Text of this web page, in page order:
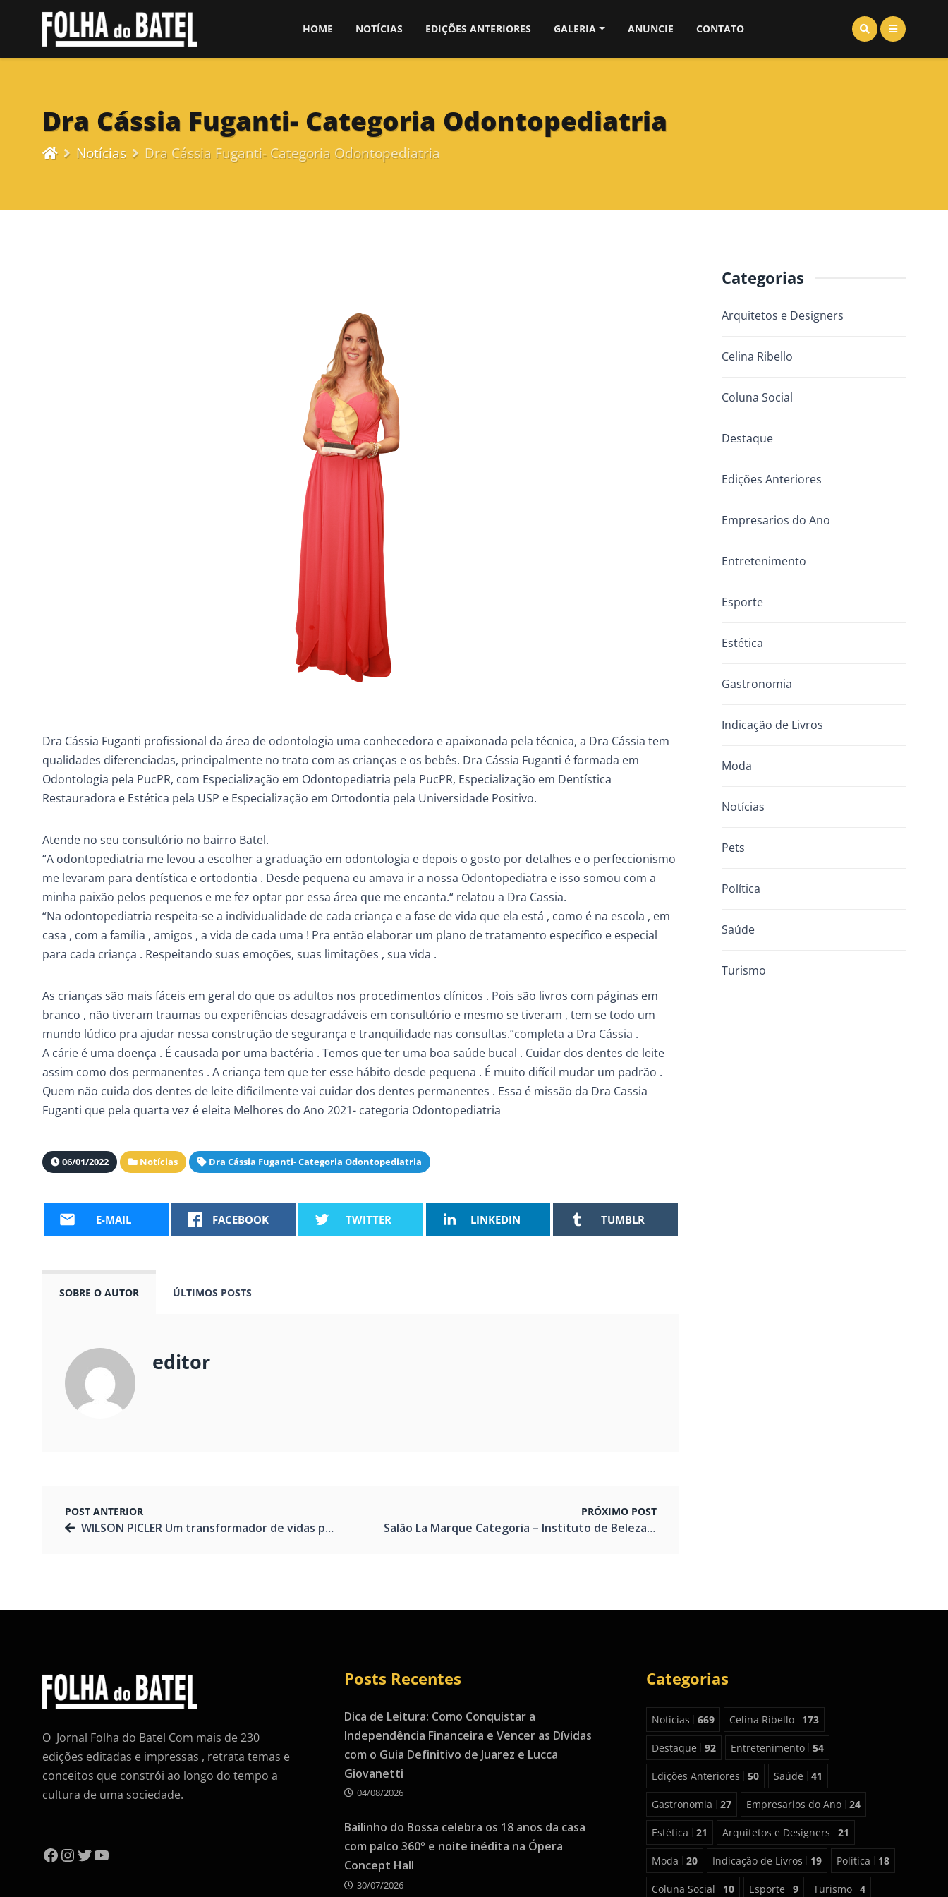
HOME NOTÍCIAS EDIÇÕES ANTERIORES GALERIA ANUNCIE CONTATO
Dra Cássia Fuganti- Categoria Odontopediatria
Notícias Dra Cássia Fuganti- Categoria Odontopediatria
Dra Cássia Fuganti profissional da área de odontologia uma conhecedora e apaixonada pela técnica, a Dra Cássia tem
qualidades diferenciadas, principalmente no trato com as crianças e os bebês. Dra Cássia Fuganti é formada em
Odontologia pela PucPR, com Especialização em Odontopediatria pela PucPR, Especialização em Dentística
Restauradora e Estética pela USP e Especialização em Ortodontia pela Universidade Positivo.
Atende no seu consultório no bairro Batel.
“A odontopediatria me levou a escolher a graduação em odontologia e depois o gosto por detalhes e o perfeccionismo
me levaram para dentística e ortodontia . Desde pequena eu amava ir a nossa Odontopediatra e isso somou com a
minha paixão pelos pequenos e me fez optar por essa área que me encanta.“ relatou a Dra Cassia.
“Na odontopediatria respeita-se a individualidade de cada criança e a fase de vida que ela está , como é na escola , em
casa , com a família , amigos , a vida de cada uma ! Pra então elaborar um plano de tratamento específico e especial
para cada criança . Respeitando suas emoções, suas limitações , sua vida .
As crianças são mais fáceis em geral do que os adultos nos procedimentos clínicos . Pois são livros com páginas em
branco , não tiveram traumas ou experiências desagradáveis em consultório e mesmo se tiveram , tem se todo um
mundo lúdico pra ajudar nessa construção de segurança e tranquilidade nas consultas.”completa a Dra Cássia .
A cárie é uma doença . É causada por uma bactéria . Temos que ter uma boa saúde bucal . Cuidar dos dentes de leite
assim como dos permanentes . A criança tem que ter esse hábito desde pequena . É muito difícil mudar um padrão .
Quem não cuida dos dentes de leite dificilmente vai cuidar dos dentes permanentes . Essa é missão da Dra Cassia
Fuganti que pela quarta vez é eleita Melhores do Ano 2021- categoria Odontopediatria
06/01/2022 Notícias Dra Cássia Fuganti- Categoria Odontopediatria
E-MAIL FACEBOOK TWITTER LINKEDIN TUMBLR
SOBRE O AUTOR ÚLTIMOS POSTS
editor
POST ANTERIOR
WILSON PICLER Um transformador de vidas por meio da Educação.
PRÓXIMO POST
Salão La Marque Categoria – Instituto de Beleza
Categorias
Arquitetos e Designers
Celina Ribello
Coluna Social
Destaque
Edições Anteriores
Empresarios do Ano
Entretenimento
Esporte
Estética
Gastronomia
Indicação de Livros
Moda
Notícias
Pets
Política
Saúde
Turismo
O Jornal Folha do Batel Com mais de 230
edições editadas e impressas , retrata temas e
conceitos que constrói ao longo do tempo a
cultura de uma sociedade.
Facebook
Instagram
Twitter
YouTube
Posts Recentes
Dica de Leitura: Como Conquistar a
Independência Financeira e Vencer as Dívidas
com o Guia Definitivo de Juarez e Lucca
Giovanetti
04/08/2026
Bailinho do Bossa celebra os 18 anos da casa
com palco 360º e noite inédita na Ópera
Concept Hall
30/07/2026
Categorias
Notícias 669 Celina Ribello 173
Destaque 92 Entretenimento 54
Edições Anteriores 50 Saúde 41
Gastronomia 27 Empresarios do Ano 24
Estética 21 Arquitetos e Designers 21
Moda 20 Indicação de Livros 19 Política 18
Coluna Social 10 Esporte 9 Turismo 4